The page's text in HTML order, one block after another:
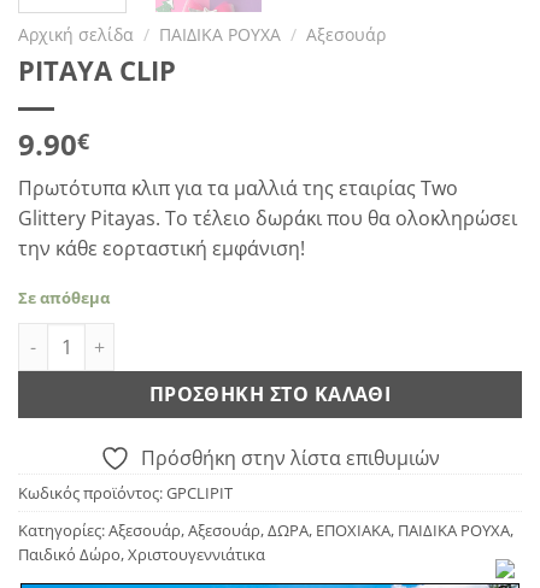
Αρχική σελίδα / ΠΑΙΔΙΚΑ ΡΟΥΧΑ / Αξεσουάρ
PITAYA CLIP
9.90€
Πρωτότυπα κλιπ για τα μαλλιά της εταιρίας Two
Glittery Pitayas. Το τέλειο δωράκι που θα ολοκληρώσει
την κάθε εορταστική εμφάνιση!
Σε απόθεμα
PITAYA CLIP ποσότητα
ΠΡΟΣΘΉΚΗ ΣΤΟ ΚΑΛΆΘΙ
Πρόσθήκη στην λίστα επιθυμιών
Κωδικός προϊόντος:GPCLIPIT
Κατηγορίες:Αξεσουάρ,Αξεσουάρ,ΔΩΡΑ, ΕΠΟΧΙΑΚΑ, ΠΑΙΔΙΚΑ ΡΟΥΧΑ,
Παιδικό Δώρο,Χριστουγεννιάτικα